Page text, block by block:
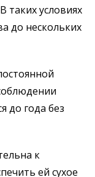
таких условиях
до нескольких
до года без
к
ей сухое